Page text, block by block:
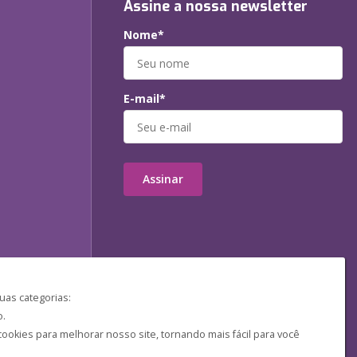
categorias:
para melhorar nosso site, tornando mais fácil para você
Assine a nossa newsletter
Nome*
E-mail*
Assinar